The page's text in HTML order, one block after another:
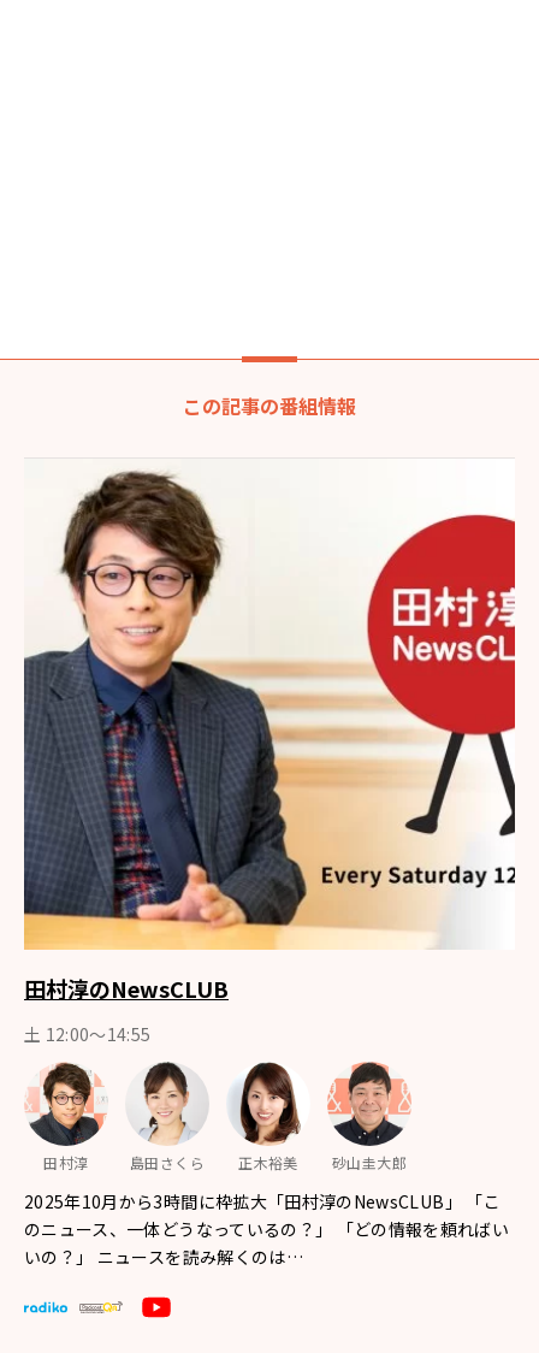
この記事の番組情報
田村淳のNewsCLUB
土 12:00～14:55
田村淳 島田さくら 正木裕美 砂山圭大郎
2025年10月から3時間に枠拡大「田村淳のNewsCLUB」 「こ
のニュース、一体どうなっているの？」 「どの情報を頼ればい
いの？」 ニュースを読み解くのは…